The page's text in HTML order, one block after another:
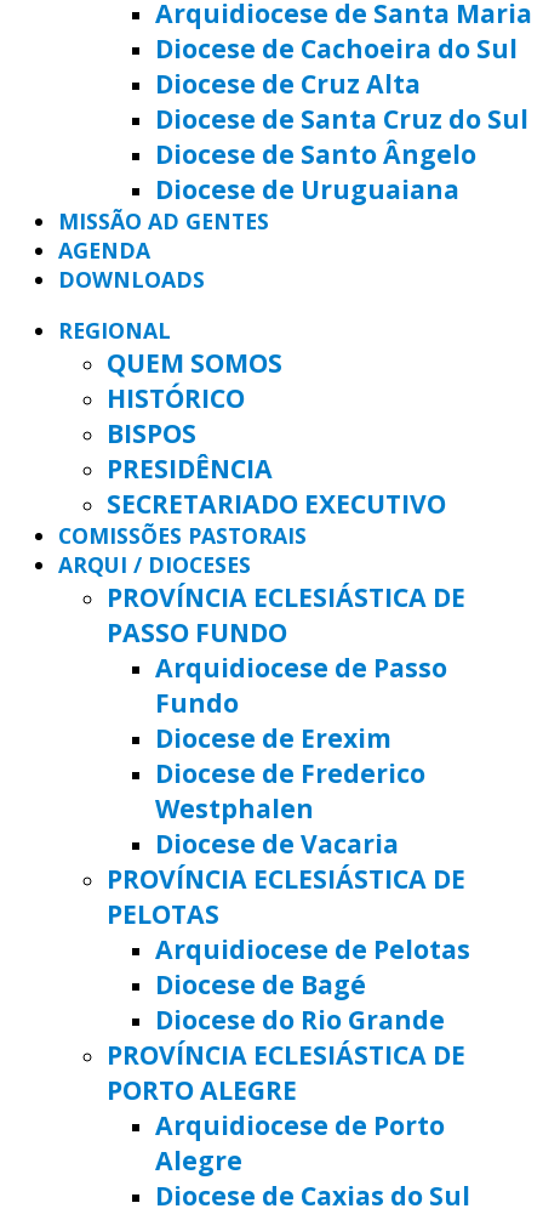
Arquidiocese de Santa Maria
Diocese de Cachoeira do Sul
Diocese de Cruz Alta
Diocese de Santa Cruz do Sul
Diocese de Santo Ângelo
Diocese de Uruguaiana
MISSÃO AD GENTES
AGENDA
DOWNLOADS
REGIONAL
QUEM SOMOS
HISTÓRICO
BISPOS
PRESIDÊNCIA
SECRETARIADO EXECUTIVO
COMISSÕES PASTORAIS
ARQUI / DIOCESES
PROVÍNCIA ECLESIÁSTICA DE
PASSO FUNDO
Arquidiocese de Passo
Fundo
Diocese de Erexim
Diocese de Frederico
Westphalen
Diocese de Vacaria
PROVÍNCIA ECLESIÁSTICA DE
PELOTAS
Arquidiocese de Pelotas
Diocese de Bagé
Diocese do Rio Grande
PROVÍNCIA ECLESIÁSTICA DE
PORTO ALEGRE
Arquidiocese de Porto
Alegre
Diocese de Caxias do Sul